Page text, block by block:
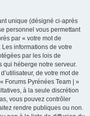
unique (désigné ci-après
personnel vous permettant
par « votre mot de
informations de votre
par les lois de
qui héberge notre serveur.
de votre mot de
Forums Pyrénées Team | »
à la seule discrétion
vous pouvez contrôler
rendre publiques ou non.